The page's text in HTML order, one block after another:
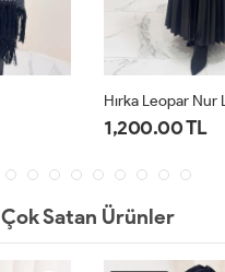
Hırka Leopar Nur
1,200.00 TL
Çok Satan Ürünler